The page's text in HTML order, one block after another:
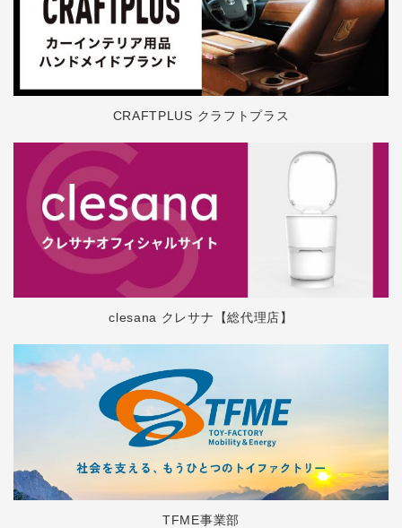
CRAFTPLUS クラフトプラス
clesana クレサナ【総代理店】
TFME事業部